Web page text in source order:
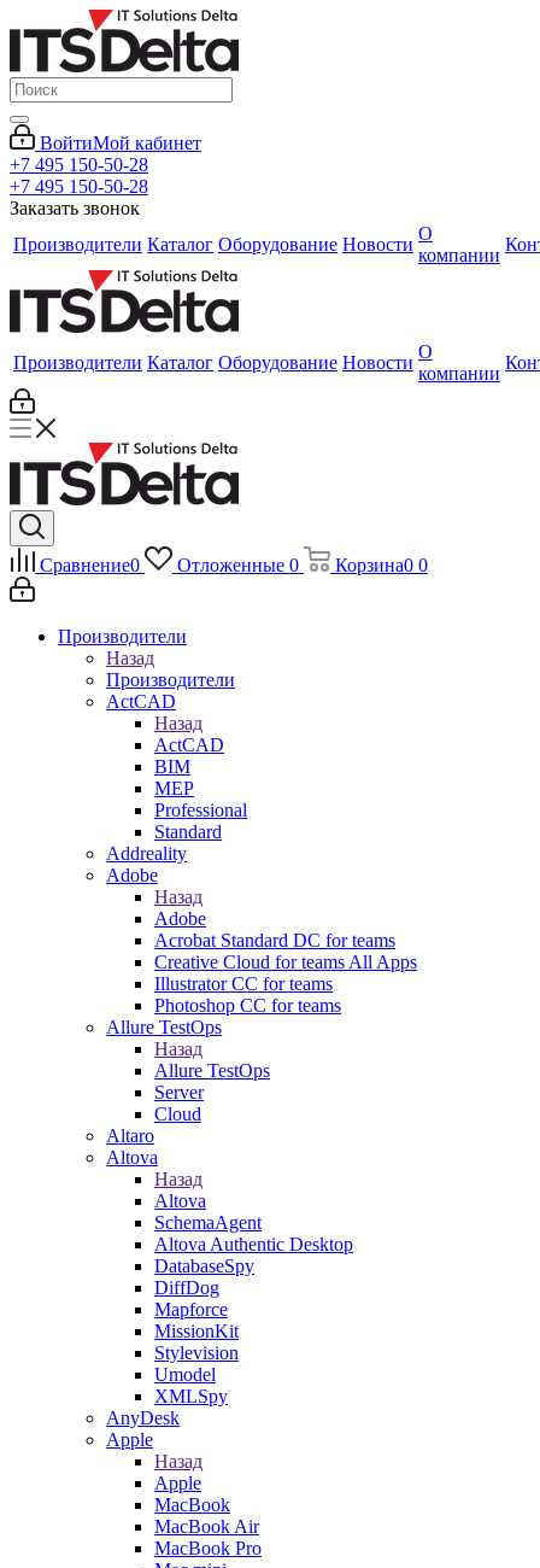
ВойтиМой кабинет
+7 495 150-50-28
+7 495 150-50-28
Заказать звонок
Производители Каталог Оборудование Новости
О
компании
Производители Каталог Оборудование Новости
О
компании
Сравнение0 Отложенные 0 Корзина0 0
Производители
Назад
Производители
ActCAD
Назад
ActCAD
BIM
MEP
Professional
Standard
Addreality
Adobe
Назад
Adobe
Acrobat Standard DC for teams
Creative Cloud for teams All Apps
Illustrator CC for teams
Photoshop CC for teams
Allure TestOps
Назад
Allure TestOps
Server
Cloud
Altaro
Altova
Назад
Altova
SchemaAgent
Altova Authentic Desktop
DatabaseSpy
DiffDog
Mapforce
MissionKit
Stylevision
Umodel
XMLSpy
AnyDesk
Apple
Назад
Apple
MacBook
MacBook Air
MacBook Pro